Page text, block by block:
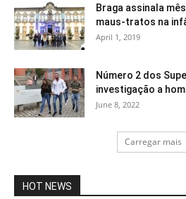
Braga assinala
maus-tratos na
April 1, 2019
Número 2 dos
investigação a
June 8, 2022
Carregar mais
HOT NEWS